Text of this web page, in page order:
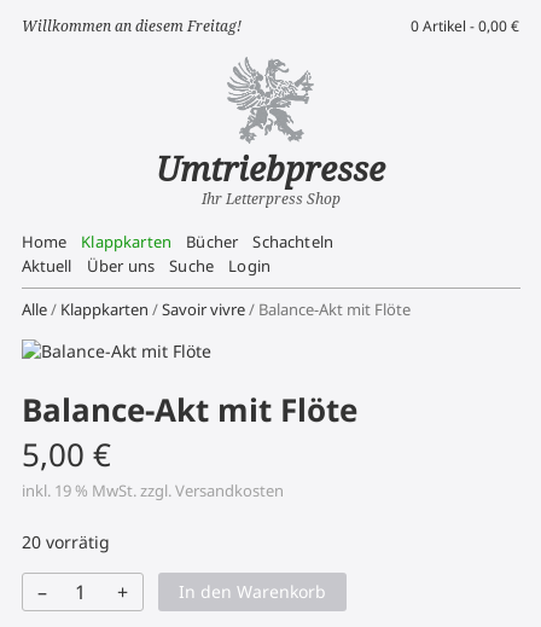
Willkommen an diesem Freitag!
Umtriebpresse
Ihr Letterpress Shop
0 Artikel -0,00€
Home Klappkarten Bücher
Schachteln
Aktuell
Über uns Suche
Login
Alle/ Klappkarten /Savoir vivre/ Balance-Akt mit Flöte
Balance-Akt mit Flöte
5,00 €
inkl. 19 % MwSt.zzgl.Versandkosten
20 vorrätig
–
Balance-
Akt
+ In den Warenkorb